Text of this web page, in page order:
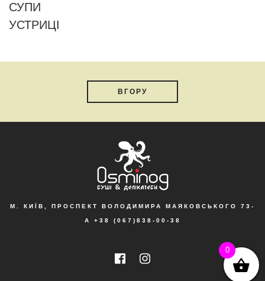
СУПИ
УСТРИЦІ
ВГОРУ
М. КИЇВ, ПРОСПЕКТ ВОЛОДИМИРА МАЯКОВСЬКОГО 73-
А +38 (067)838-00-38
0